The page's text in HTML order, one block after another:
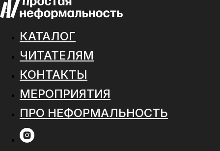
0
КАТАЛОГ
ЧИТАТЕЛЯМ
КОНТАКТЫ
МЕРОПРИЯТИЯ
ПРО НЕФОРМАЛЬНОСТЬ